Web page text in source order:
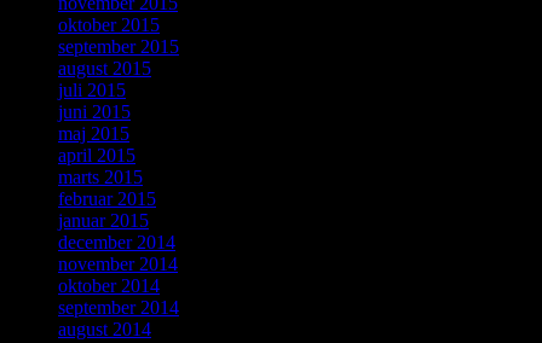
oktober 2015
september 2015
august 2015
juli 2015
juni 2015
maj 2015
april 2015
marts 2015
februar 2015
januar 2015
december 2014
november 2014
oktober 2014
september 2014
august 2014